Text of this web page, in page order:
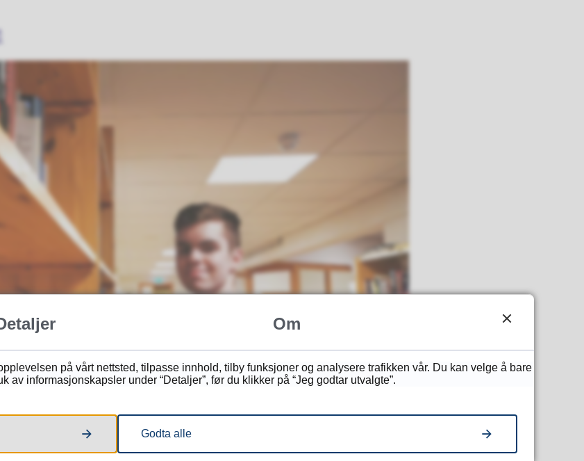
Om
på vårt nettsted, tilpasse innhold, tilby funksjoner og analysere trafikken vår. Du kan velge å bare
informasjonskapsler under “Detaljer”, før du klikker på “Jeg godtar utvalgte”.
Godta alle